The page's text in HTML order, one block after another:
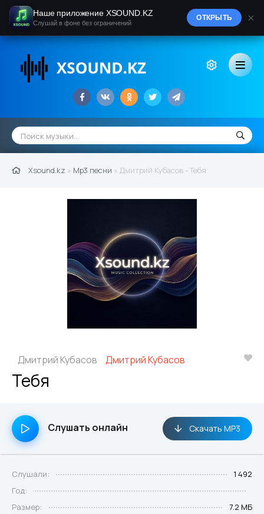
Xsound.kz » Mp3 песни » Дмитрий Кубасов - Тебя
Дмитрий Кубасов Дмитрий Кубасов
Тебя
Слушать онлайн Скачать MP3
Слушали:
1 492
Год:
Размер:
7.2 МБ
Наше приложение XSOUND.KZ
Слушай в фоне без ограничений
ОТКРЫТЬ ×